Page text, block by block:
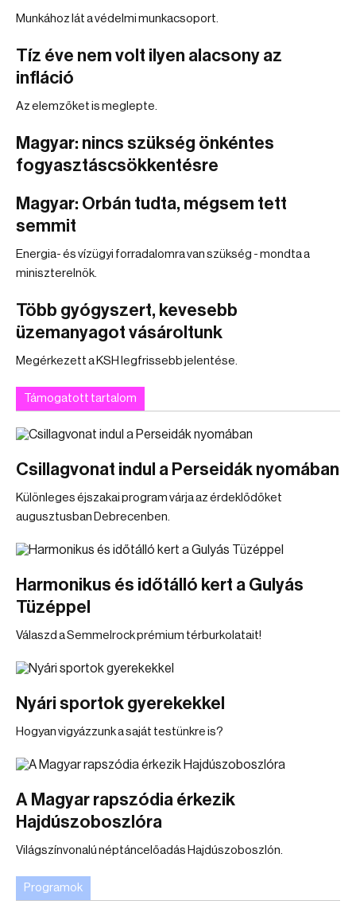
Munkához lát a védelmi munkacsoport.
Tíz éve nem volt ilyen alacsony az
infláció
Az elemzőket is meglepte.
Magyar: nincs szükség önkéntes
fogyasztáscsökkentésre
Magyar: Orbán tudta, mégsem tett
semmit
Energia- és vízügyi forradalomra van szükség - mondta a
miniszterelnök.
Több gyógyszert, kevesebb
üzemanyagot vásároltunk
Megérkezett a KSH legfrissebb jelentése.
Támogatott tartalom
Csillagvonat indul a Perseidák nyomában
Különleges éjszakai program várja az érdeklődőket
augusztusban Debrecenben.
Harmonikus és időtálló kert a Gulyás
Tüzéppel
Válaszd a Semmelrock prémium térburkolatait!
Nyári sportok gyerekekkel
Hogyan vigyázzunk a saját testünkre is?
A Magyar rapszódia érkezik
Hajdúszoboszlóra
Világszínvonalú néptáncelőadás Hajdúszoboszlón.
Programok